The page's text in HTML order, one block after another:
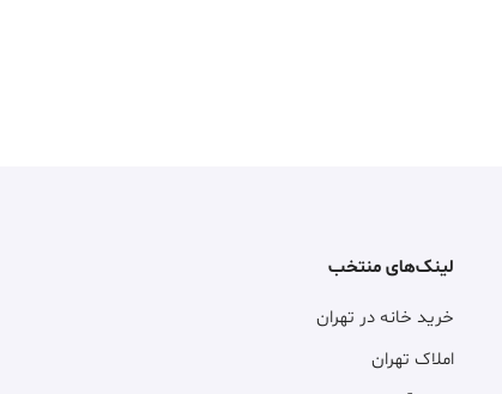
لینک‌های منتخب
خرید خانه در تهران
املاک تهران